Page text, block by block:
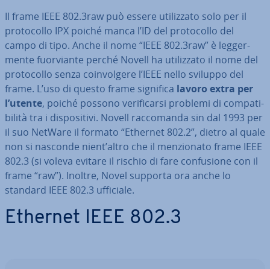
Il frame IEEE 802.3raw può essere uti­liz­za­to solo per il
pro­to­col­lo IPX poiché manca l’ID del pro­to­col­lo del
campo di tipo. Anche il nome “IEEE 802.3raw” è leg­ger­
men­te fuor­vian­te perché Novell ha uti­liz­za­to il nome del
pro­to­col­lo senza coin­vol­ge­re l’IEEE nello sviluppo del
frame. L’uso di questo frame significa lavoro extra per
l’utente, poiché possono ve­ri­fi­car­si problemi di com­pa­ti­
bi­li­tà tra i di­spo­si­ti­vi. Novell rac­co­man­da sin dal 1993 per
il suo NetWare il formato “Ethernet 802.2”, dietro al quale
non si nasconde nient’altro che il men­zio­na­to frame IEEE
802.3 (si voleva evitare il rischio di fare con­fu­sio­ne con il
frame “raw”). Inoltre, Novel supporta ora anche lo
standard IEEE 802.3 ufficiale.
Ethernet IEEE 802.3